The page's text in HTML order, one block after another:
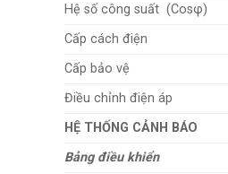
Hệ số công suất (Cosφ)
Cấp cách điện
Cấp bảo vệ
Điều chỉnh điện áp
HỆ THỐNG CẢNH BÁO
Bảng điều khiển